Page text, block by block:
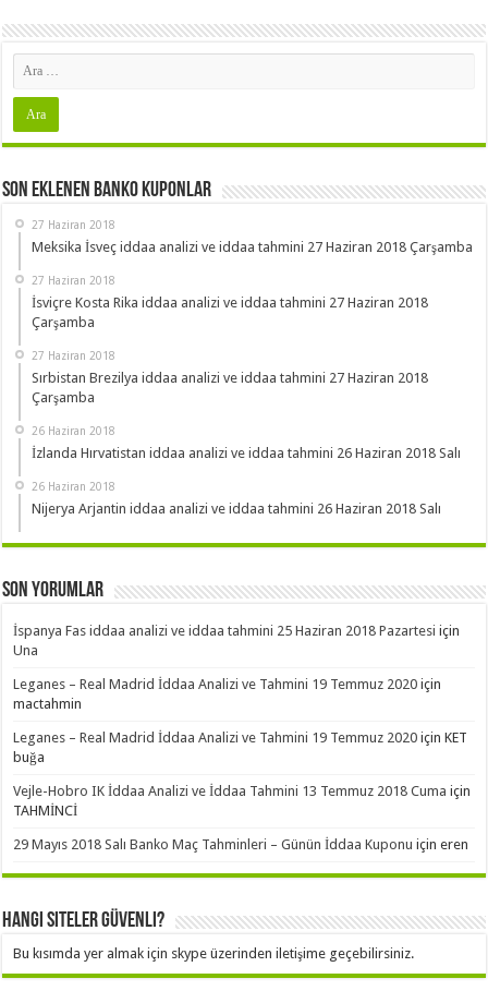
Son Eklenen Banko Kuponlar
27 Haziran 2018
Meksika İsveç iddaa analizi ve iddaa tahmini 27 Haziran 2018 Çarşamba
27 Haziran 2018
İsviçre Kosta Rika iddaa analizi ve iddaa tahmini 27 Haziran 2018
Çarşamba
27 Haziran 2018
Sırbistan Brezilya iddaa analizi ve iddaa tahmini 27 Haziran 2018
Çarşamba
26 Haziran 2018
İzlanda Hırvatistan iddaa analizi ve iddaa tahmini 26 Haziran 2018 Salı
26 Haziran 2018
Nijerya Arjantin iddaa analizi ve iddaa tahmini 26 Haziran 2018 Salı
Son Yorumlar
İspanya Fas iddaa analizi ve iddaa tahmini 25 Haziran 2018 Pazartesi için
Una
Leganes – Real Madrid İddaa Analizi ve Tahmini 19 Temmuz 2020 için
mactahmin
Leganes – Real Madrid İddaa Analizi ve Tahmini 19 Temmuz 2020 içinKET
buğa
Vejle-Hobro IK İddaa Analizi ve İddaa Tahmini 13 Temmuz 2018 Cuma için
TAHMİNCİ
29 Mayıs 2018 Salı Banko Maç Tahminleri – Günün İddaa Kuponu içineren
Hangi Siteler Güvenli?
Bu kısımda yer almak için skype üzerinden iletişime geçebilirsiniz.